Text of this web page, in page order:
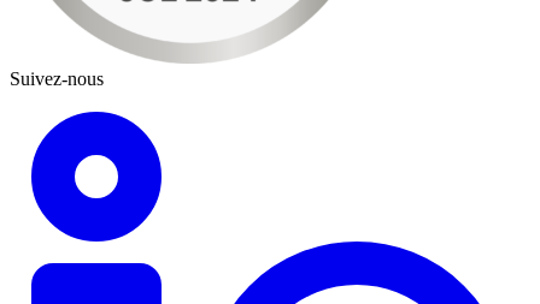
Suivez-nous